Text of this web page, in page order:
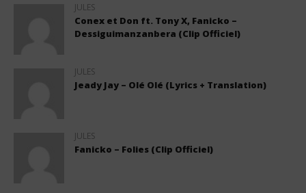
JULES
Conex et Don ft. Tony X, Fanicko –
Dessiguimanzanbera (Clip Officiel)
JULES
Jeady Jay – Olé Olé (Lyrics + Translation)
JULES
Fanicko – Folies (Clip Officiel)